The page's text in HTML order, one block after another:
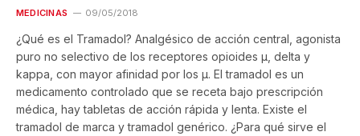
MEDICINAS 09/05/2018
¿Qué es el Tramadol? Analgésico de acción central, agonista
puro no selectivo de los receptores opioides µ, delta y
kappa, con mayor afinidad por los µ. El tramadol es un
medicamento controlado que se receta bajo prescripción
médica, hay tabletas de acción rápida y lenta. Existe el
tramadol de marca y tramadol genérico. ¿Para qué sirve el